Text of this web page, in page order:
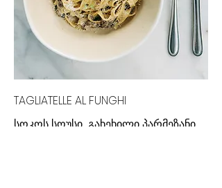
TAGLIATELLE AL FUNGHI
სოკოს სოუსი, გახეხილი პარმეზანი,